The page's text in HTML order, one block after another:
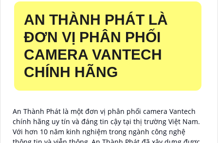
AN THÀNH PHÁT LÀ
ĐƠN VỊ PHÂN PHỐI
CAMERA VANTECH
CHÍNH HÃNG
An Thành Phát là một đơn vị phân phối camera Vantech
chính hãng uy tín và đáng tin cậy tại thị trường Việt Nam.
Với hơn 10 năm kinh nghiệm trong ngành công nghệ